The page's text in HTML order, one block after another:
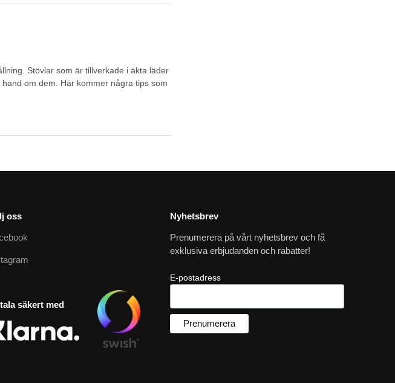
Stövlar som är tillverkade i äkta läder
om dem. Här kommer några tips som
oss
säkert med
Nyhetsbrev
Prenumerera på vårt nyhetsbrev och få
exklusiva erbjudanden och rabatter!
E-postadress